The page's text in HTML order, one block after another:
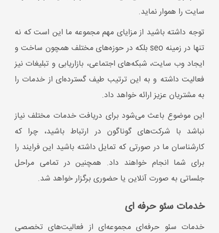
نباشد با شرکت‌های گوناگون در ارتباط باشید، چرا که
برای شما انجام خواهند داد. همچنین در تمامی مراحل
جلساتی به صورت آنلاین یا حضوری برگزار خواهد شد.
خدمات سئو حرفه ای
خدمات سئو حرفه‌ای مجموعه‌ای از فعالیت‌های تخصصی
است که با هدف بهبود جایگاه وب‌سایت در موتورهای
جستجو انجام می‌شود. این خدمات شامل تحلیل رقبا،
بهینه‌سازی فنی، بهبود ساختار محتوا و افزایش اعتبار دامنه
است تا در نهایت بازدید هدفمند و فروش بیشتری برای
کسب‌وکار ایجاد شود.
پکیج خدمات سئو
جاب تیمپکیج خدمات سئوبرای مشتریان خود دارد که در